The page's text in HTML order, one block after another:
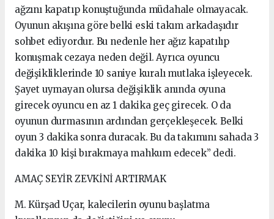
ağzını kapatıp konuştuğunda müdahale olmayacak.
Oyunun akışına göre belki eski takım arkadaşıdır
sohbet ediyordur. Bu nedenle her ağız kapatılıp
konuşmak cezaya neden değil. Ayrıca oyuncu
değişikliklerinde 10 saniye kuralı mutlaka işleyecek.
Şayet uymayan olursa değişiklik anında oyuna
girecek oyuncu en az 1 dakika geç girecek. O da
oyunun durmasının ardından gerçekleşecek. Belki
oyun 3 dakika sonra duracak. Bu da takımını sahada 3
dakika 10 kişi bırakmaya mahkum edecek” dedi.
AMAÇ SEYİR ZEVKİNİ ARTIRMAK
M. Kürşad Uçar, kalecilerin oyunu başlatma